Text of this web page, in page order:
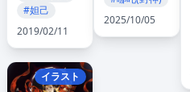
#妲己
2019/02/11
イラスト
2025/10/05